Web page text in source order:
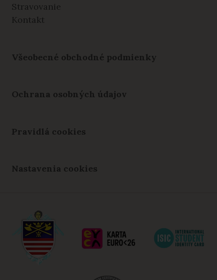
Stravovanie
Kontakt
Všeobecné obchodné podmienky
Ochrana osobných údajov
Pravidlá cookies
Nastavenia cookies